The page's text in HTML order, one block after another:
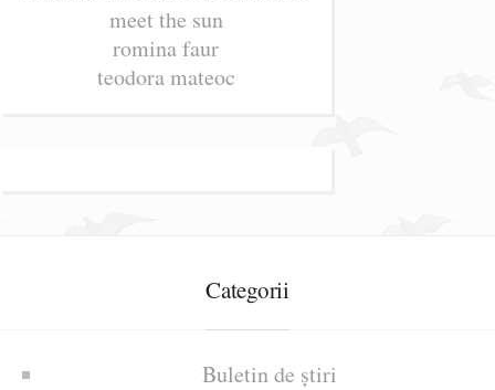
meet the sun
romina faur
teodora mateoc
Categorii
Buletin de știri